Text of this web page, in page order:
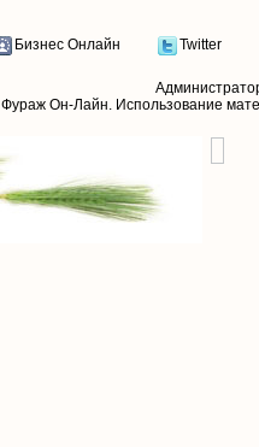
Бизнес Онлайн Twitter
Фураж Он-Лайн. Использование